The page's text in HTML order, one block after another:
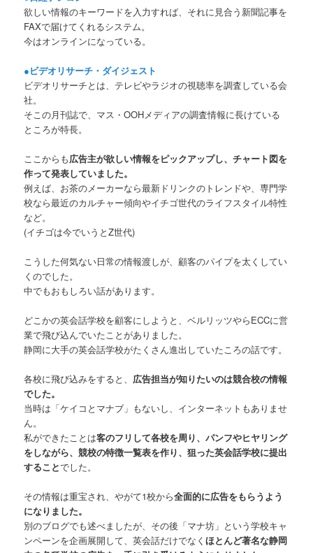
欲しい情報のキーワードを入力すれば、それに見合う新聞記事を
FAXで届けてくれるシステム。
今はオンラインになっている。
●ビデオリサーチ・ダイジェスト
ビデオリサーチとは、テレビやラジオの視聴率を調査している会
社。
そこの月刊誌で、マス・OOHメディアの調査情報に長けている
ところが特長。
ここからも広告主が欲しい情報をピックアップし、チャート図を
作って発表していました。
例えば、お茶のメーカーなら最新ドリンクのトレンドや、専門学
校なら最近のカルチャー傾向やイチゴ世代のライフスタイル特性
など。
(イチゴは今でいうとZ世代)
こうした何気ない日常の情報渡しが、顧客のパイプを太くしてい
くのでした。
中でもおもしろい話があります。
どこかの英会話学校を顧客にしようと、ベルリッツやらECCに営
業で飛び込んでいたことがありました。
静岡に大手の英会話学校がたくさん進出していたころの話です。
各校に飛び込みをすると、 広告担当が知りたいのは競合校の情報
でした。
当時は「ケイコとマナブ」もないし、インターネットもありませ
ん。
私ができたことは客のフリして各校を周り、パンフやヒヤリング
をしながら、競校の特徴一覧表を作り、狙った英会話学校に提出
することでした。
その情報は重宝され、やがて1校から全面的に広告をもらうよう
になりました。
別のブログでも述べましたが、その後「マナ坊」という学校キャ
ンペーンを企画展開して、英会話だけでなくほとんど著名な静岡